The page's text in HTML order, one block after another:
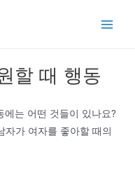
할 때 행동
에는 어떤 것들이 있나요?
자가 여자를 좋아할 때의